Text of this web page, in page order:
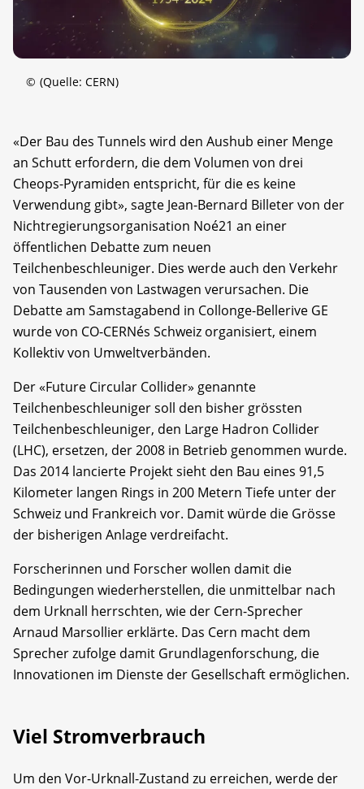
© (Quelle: CERN)
«Der Bau des Tunnels wird den Aushub einer Menge
an Schutt erfordern, die dem Volumen von drei
Cheops-Pyramiden entspricht, für die es keine
Verwendung gibt», sagte Jean-Bernard Billeter von der
Nichtregierungsorganisation Noé21 an einer
öffentlichen Debatte zum neuen
Teilchenbeschleuniger. Dies werde auch den Verkehr
von Tausenden von Lastwagen verursachen. Die
Debatte am Samstagabend in Collonge-Bellerive GE
wurde von CO-CERNés Schweiz organisiert, einem
Kollektiv von Umweltverbänden.
Der «Future Circular Collider» genannte
Teilchenbeschleuniger soll den bisher grössten
Teilchenbeschleuniger, den Large Hadron Collider
(LHC), ersetzen, der 2008 in Betrieb genommen wurde.
Das 2014 lancierte Projekt sieht den Bau eines 91,5
Kilometer langen Rings in 200 Metern Tiefe unter der
Schweiz und Frankreich vor. Damit würde die Grösse
der bisherigen Anlage verdreifacht.
Forscherinnen und Forscher wollen damit die
Bedingungen wiederherstellen, die unmittelbar nach
dem Urknall herrschten, wie der Cern-Sprecher
Arnaud Marsollier erklärte. Das Cern macht dem
Sprecher zufolge damit Grundlagenforschung, die
Innovationen im Dienste der Gesellschaft ermöglichen.
Viel Stromverbrauch
Um den Vor-Urknall-Zustand zu erreichen, werde der